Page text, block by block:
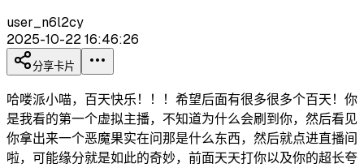
user_n6l2cy
2025-10-22 16:46:26
分享卡片
哈喽派小喵，百天快乐！！！希望后面有很多很多个百天！你
是我看的第一个虚拟主播，不知道为什么会刷到你，然后看见
你拿出来一个恶魔果实在问那是什么东西，然后就点进直播间
啦，可能缘分就是如此的奇妙，前面天天打你以及你的超长夸